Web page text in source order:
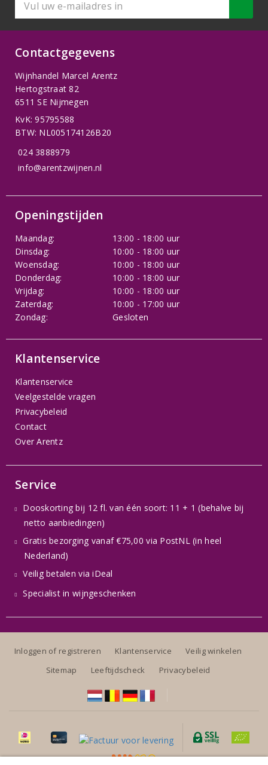
Contactgegevens
Wijnhandel Marcel Arentz
Hertogstraat 82
6511 SE Nijmegen
KvK: 95795588
BTW: NL005174126B20
024 3888979
info@arentzwijnen.nl
Openingstijden
Maandag:
13:00 - 18:00 uur
Dinsdag:
10:00 - 18:00 uur
Woensdag:
10:00 - 18:00 uur
Donderdag:
10:00 - 18:00 uur
Vrijdag:
10:00 - 18:00 uur
Zaterdag:
10:00 - 17:00 uur
Zondag:
Gesloten
Klantenservice
Klantenservice
Veelgestelde vragen
Privacybeleid
Contact
Over Arentz
Service
Dooskorting bij 12 fl. van één soort: 11 + 1 (behalve bij
netto aanbiedingen)
Gratis bezorging vanaf €75,00 via PostNL (in heel
Nederland)
Veilig betalen via iDeal
Specialist in wijngeschenken
Inloggen of registreren Klantenservice
Veilig winkelen
Sitemap
Leeftijdscheck Privacybeleid